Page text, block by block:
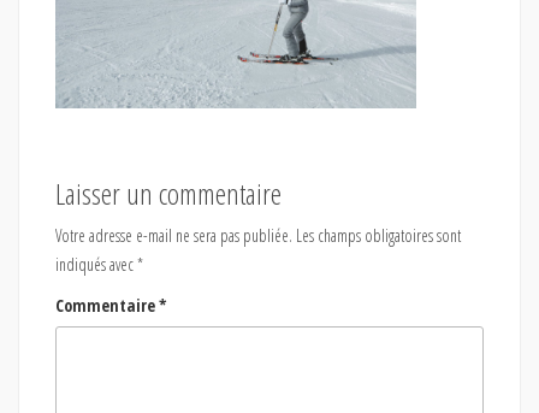
Laisser un commentaire
Votre adresse e-mail ne sera pas publiée. Les champs obligatoires sont
indiqués avec*
Commentaire*